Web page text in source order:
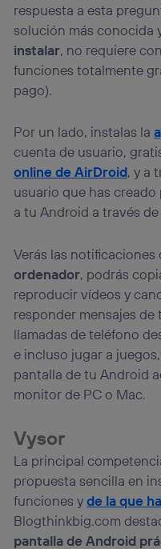
respuesta a esta
solución más conocida
instalar, no requiere
funciones totalmente
pago).
Por un lado, instalas la
cuenta de usuario,
online de AirDroid, y a
usuario que has
a tu Android a través
Verás las
ordenador, podrás
reproducir vídeos y
responder mensajes
llamadas de teléfono
e incluso jugar a
pantalla de tu Android
monitor de PC o Mac.
Vysor
La principal
propuesta sencilla en
funciones yde la que
Blogthinkbig.com
pantalla de Android
Puedes gestionar los
“Administrar Utiq” en la
visitando el portal de
(“consenthub”). Para
la política de